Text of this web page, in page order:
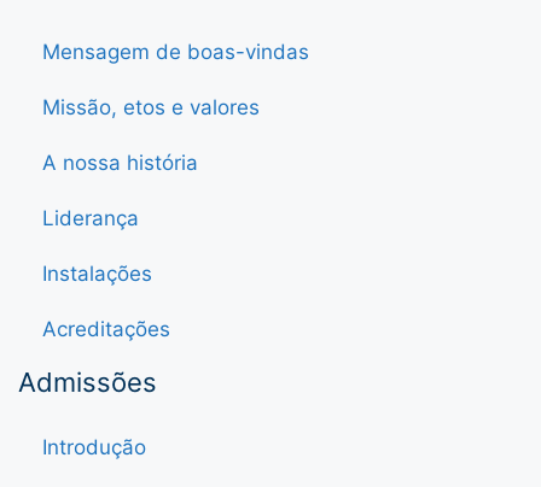
Mensagem de boas-vindas
Missão, etos e valores
A nossa história
Liderança
Instalações
Acreditações
Admissões
Introdução